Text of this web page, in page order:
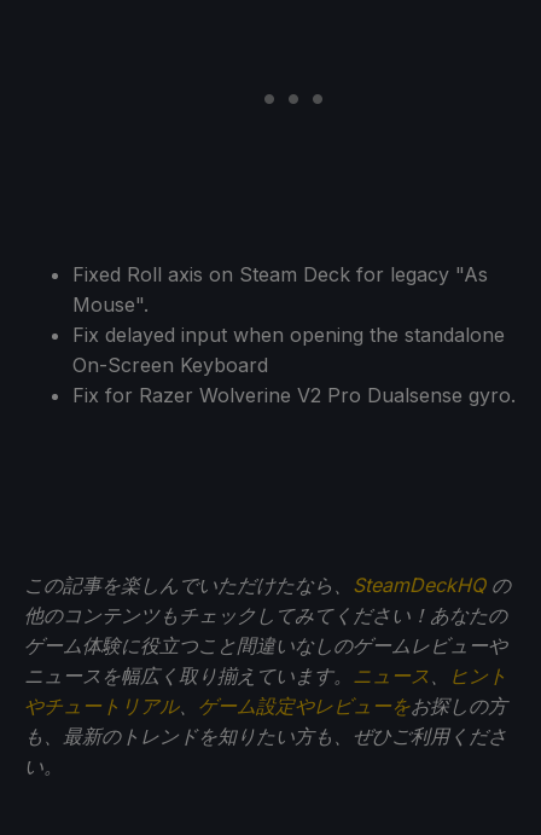
Fixed Roll axis on Steam Deck for legacy "As
Mouse".
Fix delayed input when opening the standalone
On-Screen Keyboard
Fix for Razer Wolverine V2 Pro Dualsense gyro.
この記事を楽しんでいただけたなら、 SteamDeckHQの
他のコンテンツもチェックしてみてください！あなたの
ゲーム体験に役立つこと間違いなしのゲームレビューや
ニュースを幅広く取り揃えています。 ニュース
ヒント
やチュートリアル、 ゲーム設定やレビューをお探しの方
も、最新のトレンドを知りたい方も、ぜひご利用くださ
い。